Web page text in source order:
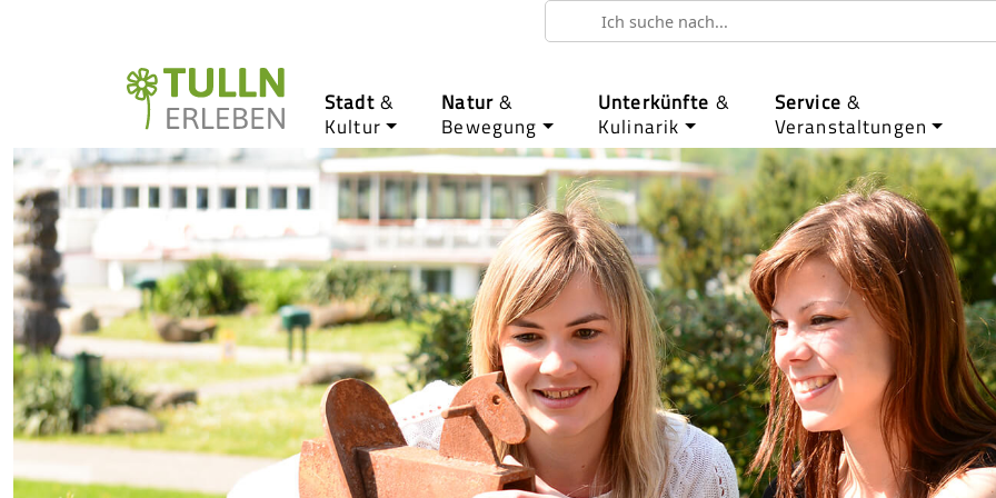
Stadt&
Kultur
Natur&
Bewegung
Unterkünfte &
Kulinarik
Service &
Veranstaltungen